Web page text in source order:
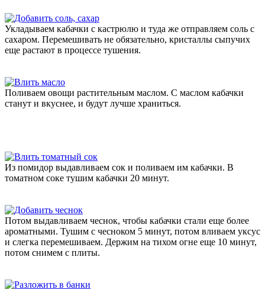
Укладываем кабачки с кастрюлю и туда же отправляем соль с
сахаром. Перемешивать не обязательно, кристаллы сыпучих
еще растают в процессе тушения.
Поливаем овощи растительным маслом. С маслом кабачки
станут и вкуснее, и будут лучше храниться.
Из помидор выдавливаем сок и поливаем им кабачки. В
томатном соке тушим кабачки 20 минут.
Потом выдавливаем чеснок, чтобы кабачки стали еще более
ароматными. Тушим с чесноком 5 минут, потом вливаем уксус
и слегка перемешиваем. Держим на тихом огне еще 10 минут,
потом снимем с плиты.